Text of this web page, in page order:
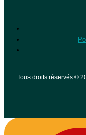
Tous droits réservés ©